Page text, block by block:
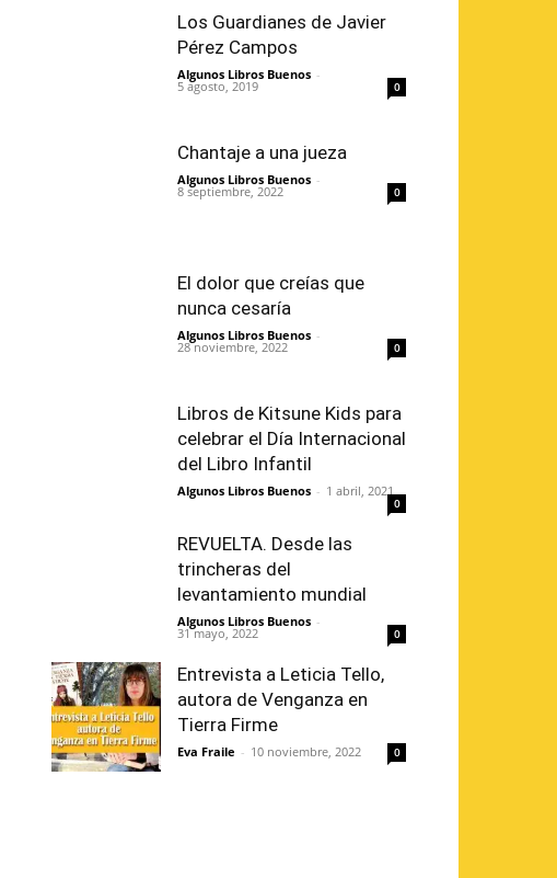
Los Guardianes de Javier
Pérez Campos
Algunos Libros Buenos -
5 agosto, 2019 0
Chantaje a una jueza
Algunos Libros Buenos -
8 septiembre, 2022 0
El dolor que creías que
nunca cesaría
Algunos Libros Buenos -
28 noviembre, 2022 0
Libros de Kitsune Kids para
celebrar el Día Internacional
del Libro Infantil
Algunos Libros Buenos - 1 abril, 2021
0
REVUELTA. Desde las
trincheras del
levantamiento mundial
Algunos Libros Buenos -
31 mayo, 2022 0
Entrevista a Leticia Tello,
autora de Venganza en
Tierra Firme
Eva Fraile - 10 noviembre, 2022 0